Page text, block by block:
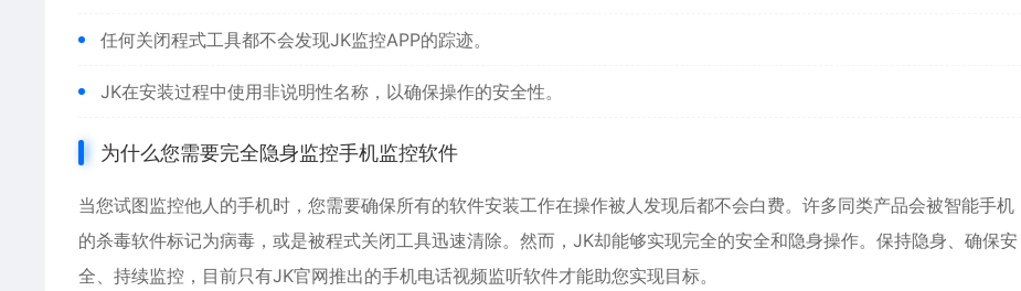
任何关闭程式工具都不会发现JK监控APP的踪迹。
JK在安装过程中使用非说明性名称，以确保操作的安全性。
为什么您需要完全隐身监控手机监控软件
当您试图监控他人的手机时，您需要确保所有的软件安装工作在操作被人发现后都不会白费。许多同类产品会被智能手机
的杀毒软件标记为病毒，或是被程式关闭工具迅速清除。然而，JK却能够实现完全的安全和隐身操作。保持隐身、确保安
全、持续监控，目前只有JK官网推出的手机电话视频监听软件才能助您实现目标。